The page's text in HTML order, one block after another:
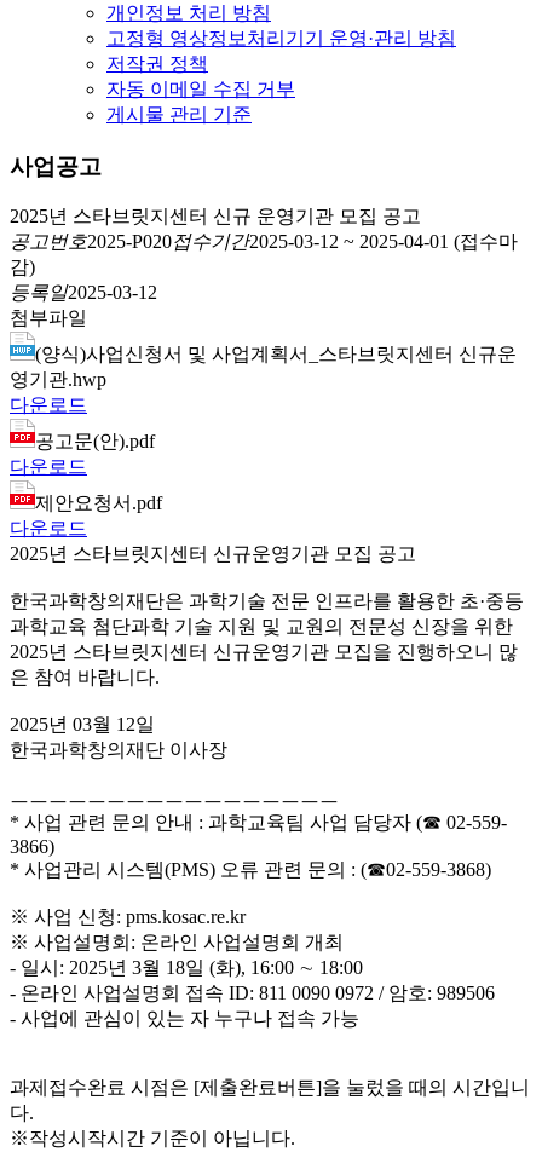
개인정보 처리 방침
고정형 영상정보처리기기 운영·관리 방침
저작권 정책
자동 이메일 수집 거부
게시물 관리 기준
사업공고
2025년 스타브릿지센터 신규 운영기관 모집 공고
공고번호2025-P020접수기간2025-03-12 ~ 2025-04-01 (접수마
감)
등록일2025-03-12
첨부파일
(양식)사업신청서 및 사업계획서_스타브릿지센터 신규운
영기관.hwp
다운로드
공고문(안).pdf
다운로드
제안요청서.pdf
다운로드
2025년 스타브릿지센터 신규운영기관 모집 공고
한국과학창의재단은 과학기술 전문 인프라를 활용한 초·중등
과학교육 첨단과학 기술 지원 및 교원의 전문성 신장을 위한
2025년 스타브릿지센터 신규운영기관 모집을 진행하오니 많
은 참여 바랍니다.
2025년 03월 12일
한국과학창의재단 이사장
ㅡㅡㅡㅡㅡㅡㅡㅡㅡㅡㅡㅡㅡㅡㅡㅡㅡ
* 사업 관련 문의 안내 : 과학교육팀 사업 담당자 (☎ 02-559-
3866)
* 사업관리 시스템(PMS) 오류 관련 문의 : (☎02-559-3868)
※ 사업 신청: pms.kosac.re.kr
※ 사업설명회: 온라인 사업설명회 개최
- 일시: 2025년 3월 18일 (화), 16:00 ∼ 18:00
- 온라인 사업설명회 접속 ID: 811 0090 0972 / 암호: 989506
- 사업에 관심이 있는 자 누구나 접속 가능
과제접수완료 시점은 [제출완료버튼]을 눌렀을 때의 시간입니
다.
※작성시작시간 기준이 아닙니다.